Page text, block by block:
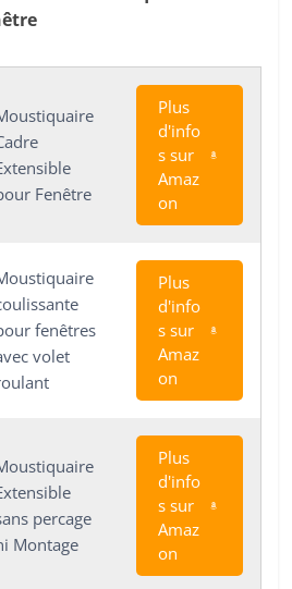
Fenêtre
Plus
d'info
s sur
Amaz
on
fenêtres
volet
Plus
d'info
s sur
Amaz
on
percage
Montage
Plus
d'info
s sur
Amaz
on